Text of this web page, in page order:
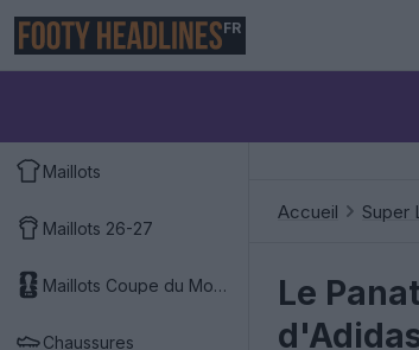
FR
Maillots
Maillots 26-27
Maillots Coupe du Monde 2026
Chaussures
Accueil Super
Le